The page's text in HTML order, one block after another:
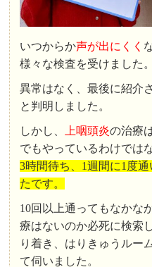
いつからか声が出にくく
様々な検査を受けました。
異常はなく、最後に紹介
と判明しました。
しかし、 上咽頭炎の治療
でもやっているわけでは
3時間待ち、1週間に1度
たです。
10回以上通ってもなかな
療はないのか必死に検索
り着き、はりきゅうルー
て伺いました。